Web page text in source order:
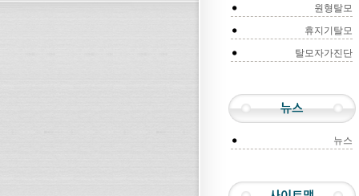
원형탈모
휴지기탈모
탈모자가진단
뉴스